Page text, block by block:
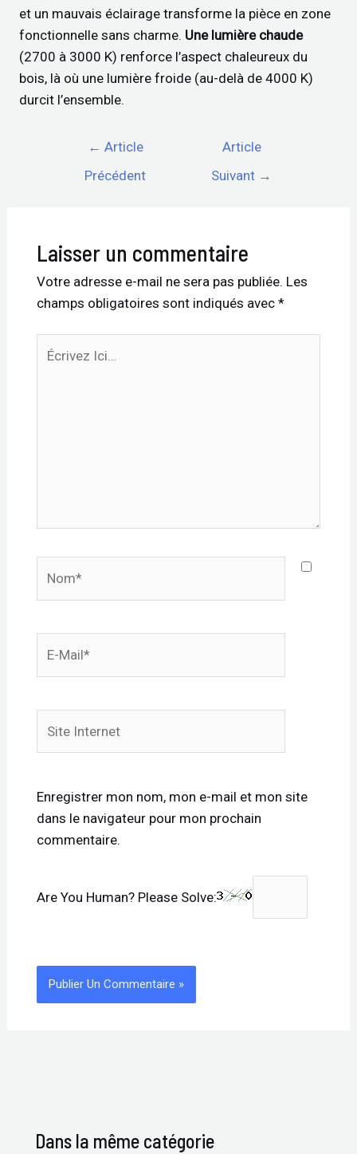
et un mauvais éclairage transforme la pièce en zone
fonctionnelle sans charme. Une lumière chaude
(2700 à 3000 K) renforce l’aspect chaleureux du
bois, là où une lumière froide (au-delà de 4000 K)
durcit l’ensemble.
← Article
Précédent
Article
Suivant →
Laisser un commentaire
Votre adresse e-mail ne sera pas publiée. Les
champs obligatoires sont indiqués avec *
Ici…
mail*
Internet
Enregistrer mon nom, mon e-mail et mon site
dans le navigateur pour mon prochain
commentaire.
Are You Human? Please Solve:
Dans la même catégorie